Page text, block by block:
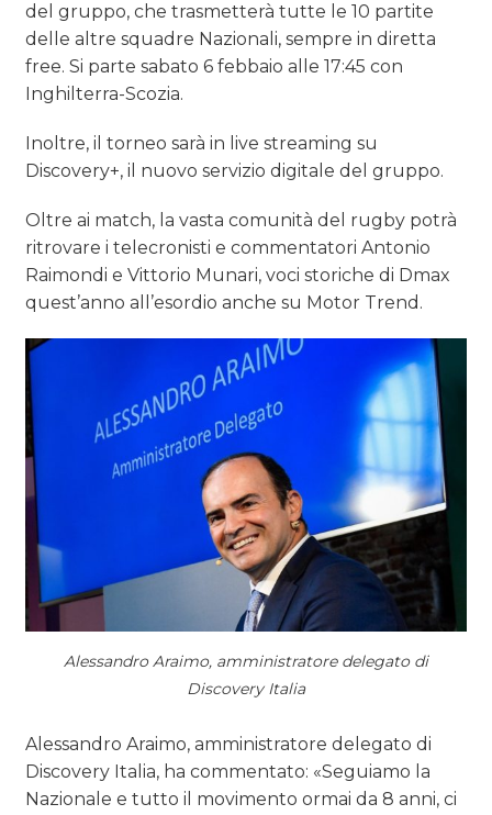
del gruppo, che trasmetterà tutte le 10 partite
delle altre squadre Nazionali, sempre in diretta
free. Si parte sabato 6 febbaio alle 17:45 con
Inghilterra-Scozia.
Inoltre, il torneo sarà in live streaming su
Discovery+, il nuovo servizio digitale del gruppo.
Oltre ai match, la vasta comunità del rugby potrà
ritrovare i telecronisti e commentatori Antonio
Raimondi e Vittorio Munari, voci storiche di Dmax
quest’anno all’esordio anche su Motor Trend.
Alessandro Araimo, amministratore delegato di
Discovery Italia
Alessandro Araimo, amministratore delegato di
Discovery Italia, ha commentato: «Seguiamo la
Nazionale e tutto il movimento ormai da 8 anni, ci